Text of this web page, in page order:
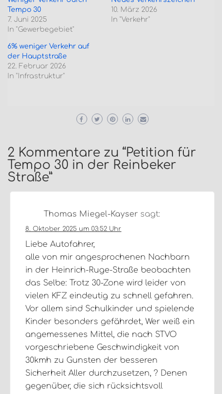
Tempo 30
7. Juni 2025
In "Gewerbegebiet"
10. März 2026
In "Verkehr"
6% weniger Verkehr auf
der Hauptstraße
22. Februar 2026
In "Infrastruktur"
2 Kommentare zu “Petition für
Tempo 30 in der Reinbeker
Straße”
Thomas Miegel-Kayser sagt:
8. Oktober 2025 um 03:52 Uhr
Liebe Autofahrer,
alle von mir angesprochenen Nachbarn
in der Heinrich-Ruge-Straße beobachten
das Selbe: Trotz 30-Zone wird leider von
vielen KFZ eindeutig zu schnell gefahren.
Vor allem sind Schulkinder und spielende
Kinder besonders gefährdet, Wer weiß ein
angemessenes Mittel, die nach STVO
vorgeschriebene Geschwindigkeit von
30kmh zu Gunsten der besseren
Sicherheit Aller durchzusetzen, ? Denen
gegenüber, die sich rücksichtsvoll